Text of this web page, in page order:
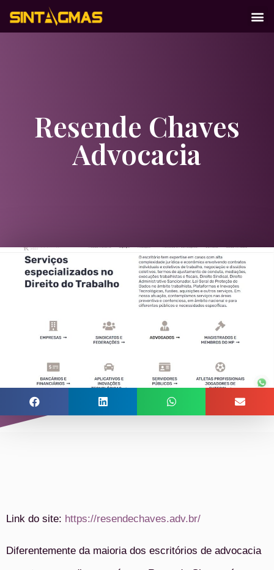
Resende Chaves
Advocacia
Link do site: https://resendechaves.adv.br/
Diferentemente da maioria dos escritórios de advocacia